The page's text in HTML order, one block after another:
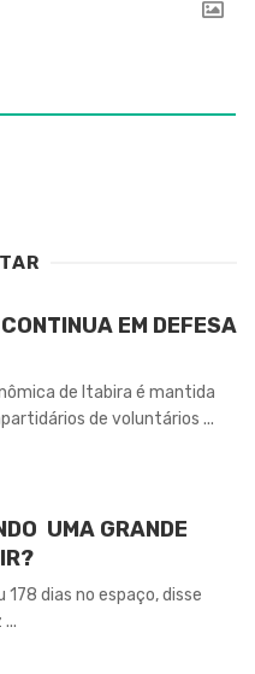
EM DEFESA
de Itabira é mantida
de voluntários ...
UMA GRANDE
dias no espaço, disse